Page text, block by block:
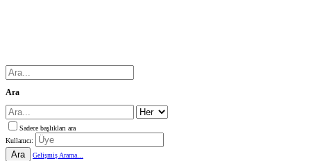
Ara
Sadece başlıkları ara
Kullanıcı:
Ara Gelişmiş Arama...